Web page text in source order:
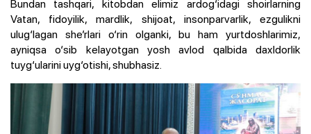
Bundan tashqari, kitobdan elimiz ardog‘idagi shoirlarning
Vatan, fidoyilik, mardlik, shijoat, insonparvarlik, ezgulikni
ulug‘lagan she’rlari o‘rin olganki, bu ham yurtdoshlarimiz,
ayniqsa o‘sib kelayotgan yosh avlod qalbida daxldorlik
tuyg‘ularini uyg‘otishi, shubhasiz.